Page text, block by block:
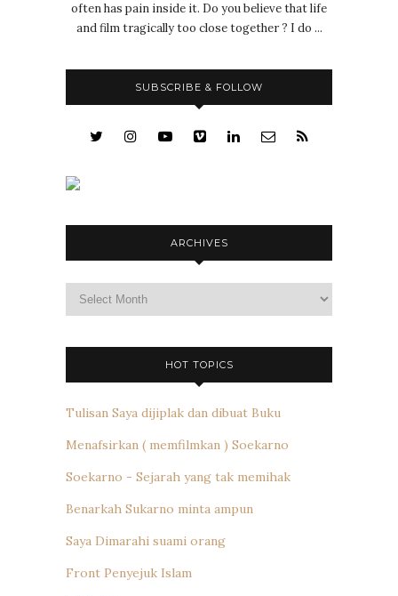
often has pain inside it. Do you believe that life
and film tragically too close together ? I do ...
SUBSCRIBE & FOLLOW
ARCHIVES
HOT TOPICS
Tulisan Saya dijiplak dan dibuat Buku
Menafsirkan ( memfilmkan ) Soekarno
Soekarno - Sejarah yang tak memihak
Benarkah Sukarno minta ampun
Saya Dimarahi suami orang
Front Penyejuk Islam